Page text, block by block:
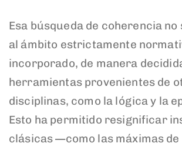
Esa búsqueda de coherencia no
al ámbito estrictamente
incorporado, de manera
herramientas provenientes de
disciplinas, como la lógica y la
Esto ha permitido resignificar
clásicas —como las máximas de